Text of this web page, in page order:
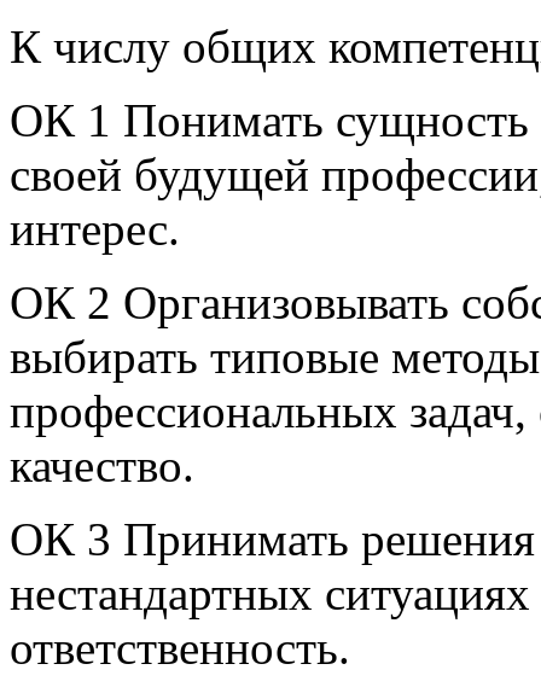
К числу общих
ОК 1 Понимать сущность
своей будущей
интерес.
ОК 2 Организовывать
выбирать типовые
профессиональных
качество.
ОК 3 Принимать решения
нестандартных
ответственность.